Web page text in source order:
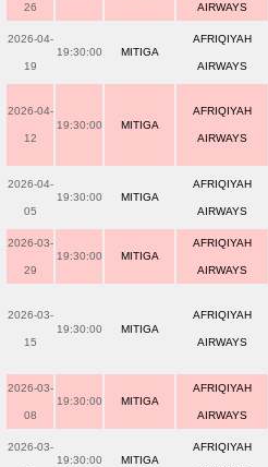
26 AIRWAYS
2026-04-
19
19:30:00 MITIGA
AFRIQIYAH
AIRWAYS
2026-04-
12
19:30:00 MITIGA
AFRIQIYAH
AIRWAYS
2026-04-
05
19:30:00 MITIGA
AFRIQIYAH
AIRWAYS
2026-03-
29
19:30:00 MITIGA
AFRIQIYAH
AIRWAYS
2026-03-
15
19:30:00 MITIGA
AFRIQIYAH
AIRWAYS
2026-03-
08
19:30:00 MITIGA
AFRIQIYAH
AIRWAYS
2026-03-
19:30:00 MITIGA
AFRIQIYAH